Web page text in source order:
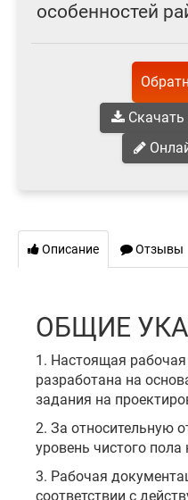
особенностей
Описание Отзывы
ОБЩИЕ
1. Настоящая
разработана на
задания на
2. За относительную
уровень чистого пола
3. Рабочая
соответствии с